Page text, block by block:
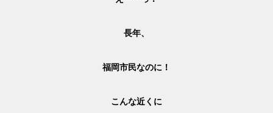
長年、
福岡市民なのに！
こんな近くに